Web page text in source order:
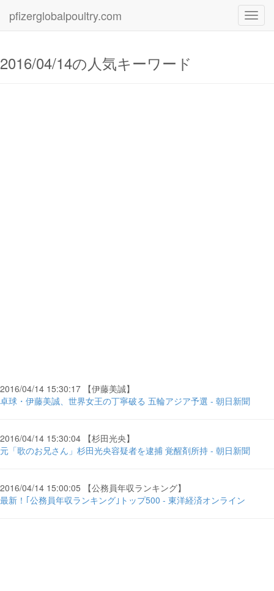
pfizerglobalpoultry.com
2016/04/14の人気キーワード
2016/04/14 15:30:17 【伊藤美誠】
卓球・伊藤美誠、世界女王の丁寧破る 五輪アジア予選 - 朝日新聞
2016/04/14 15:30:04 【杉田光央】
元「歌のお兄さん」杉田光央容疑者を逮捕 覚醒剤所持 - 朝日新聞
2016/04/14 15:00:05 【公務員年収ランキング】
最新！｢公務員年収ランキング｣トップ500 - 東洋経済オンライン